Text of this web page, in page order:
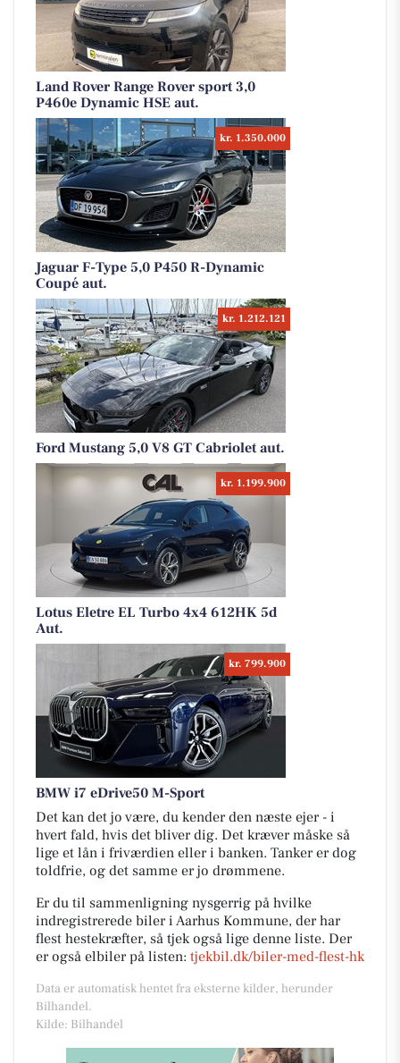
Land Rover Range Rover sport 3,0
P460e Dynamic HSE aut.
kr. 1.350.000
Jaguar F-Type 5,0 P450 R-Dynamic
Coupé aut.
kr. 1.212.121
Ford Mustang 5,0 V8 GT Cabriolet aut.
kr. 1.199.900
Lotus Eletre EL Turbo 4x4 612HK 5d
Aut.
kr. 799.900
BMW i7 eDrive50 M-Sport
Det kan det jo være, du kender den næste ejer - i
hvert fald, hvis det bliver dig. Det kræver måske så
lige et lån i friværdien eller i banken. Tanker er dog
toldfrie, og det samme er jo drømmene.
Er du til sammenligning nysgerrig på hvilke
indregistrerede biler i Aarhus Kommune, der har
flest hestekræfter, så tjek også lige denne liste. Der
er også elbiler på listen: tjekbil.dk/biler-med-flest-hk
Data er automatisk hentet fra eksterne kilder, herunder
Bilhandel.
Kilde: Bilhandel